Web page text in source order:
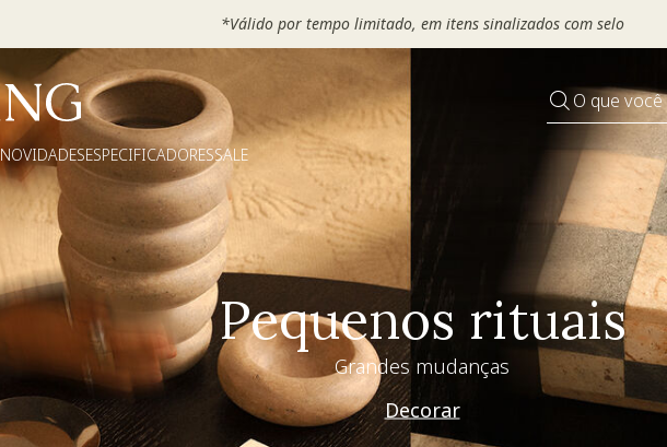
Escolha seu VOUCHER e ganhe até 30% OFF*: useMOVEL30, TEXTIL30 OU
O que
NOVIDADESESPECIFICADORESSALE
Pequenos rituais
Grandes mudanças
Decorar